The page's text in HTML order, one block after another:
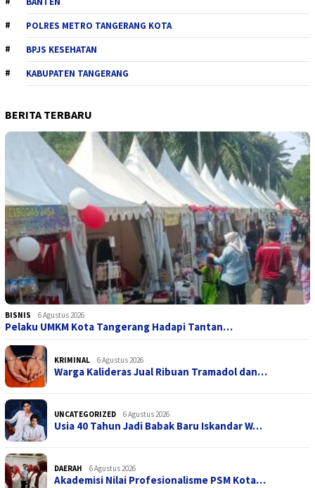
POLRES METRO TANGERANG KOTA
BPJS KESEHATAN
KABUPATEN TANGERANG
BERITA TERBARU
BISNIS 6 Agustus 2026
Pelaku UMKM Kota Tangerang Hadapi Tantan…
KRIMINAL 6 Agustus 2026
Warga Kalideras Jual Ribuan Tramadol dan…
UNCATEGORIZED 6 Agustus 2026
Usia 40 Tahun Jadi Babak Baru Iskandar W…
DAERAH 6 Agustus 2026
Akademisi Nilai Profesionalisme PSM Kota…